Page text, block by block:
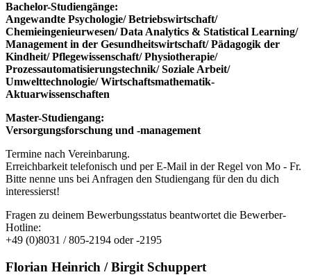
Bachelor-Studiengänge:
Angewandte Psychologie/ Betriebswirtschaft/
Chemieingenieurwesen/ Data Analytics & Statistical Learning/
Management in der Gesundheitswirtschaft/ Pädagogik der
Kindheit/ Pflegewissenschaft/ Physiotherapie/
Prozessautomatisierungstechnik/ Soziale Arbeit/
Umwelttechnologie/ Wirtschaftsmathematik-
Aktuarwissenschaften
Master-Studiengang:
Versorgungsforschung und -management
Termine nach Vereinbarung.
Erreichbarkeit telefonisch und per E-Mail in der Regel von Mo - Fr.
Bitte nenne uns bei Anfragen den Studiengang für den du dich
interessierst!
Fragen zu deinem Bewerbungsstatus beantwortet die Bewerber-
Hotline:
+49 (0)8031 / 805-2194 oder -2195
Florian Heinrich / Birgit Schuppert